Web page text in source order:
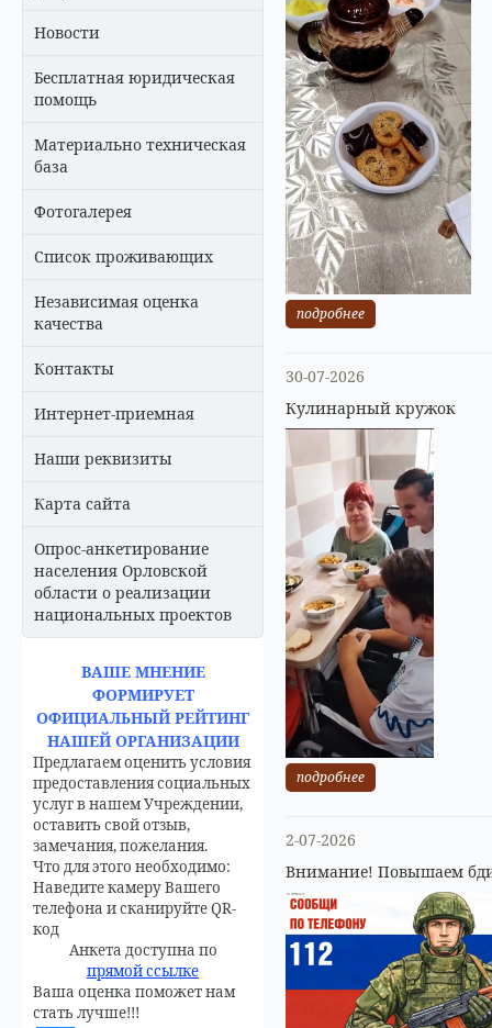
Новости
Бесплатная юридическая
помощь
Материально техническая
база
Фотогалерея
Список проживающих
Независимая оценка
качества
Контакты
Интернет-приемная
Наши реквизиты
Карта сайта
Опрос-анкетирование
населения Орловской
области о реализации
национальных проектов
ВАШЕ МНЕНИЕ
ФОРМИРУЕТ
ОФИЦИАЛЬНЫЙ РЕЙТИНГ
НАШЕЙ ОРГАНИЗАЦИИ
Предлагаем оценить условия
предоставления социальных
услуг в нашем Учреждении,
оставить свой отзыв,
замечания, пожелания.
Что для этого необходимо:
Наведите камеру Вашего
телефона и сканируйте QR-
код
Анкета доступна по
прямой ссылке
Ваша оценка поможет нам
стать лучше!!!
подробнее
30-07-2026
Кулинарный кружок
подробнее
2-07-2026
Внимание! Повышаем